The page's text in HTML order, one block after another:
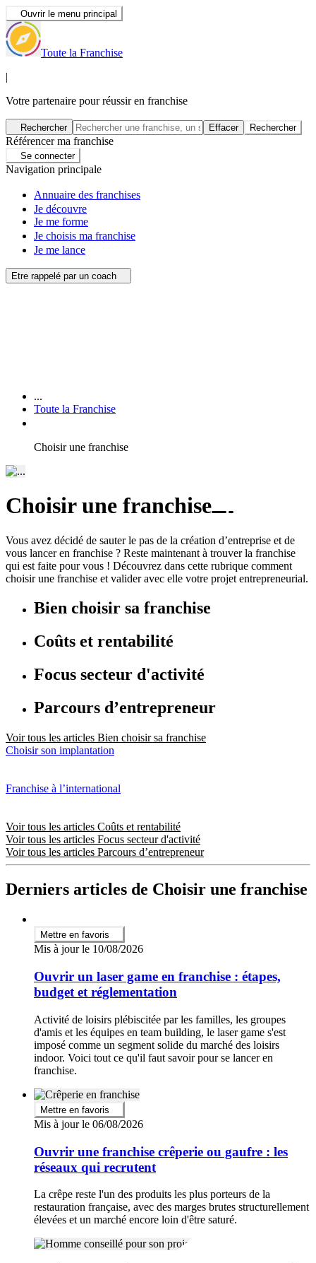
Ouvrir le menu principal
Toute la Franchise
|
Votre partenaire pour réussir en franchise
Rechercher Effacer Rechercher
Référencer ma franchise
Se connecter
Navigation principale
Annuaire des franchises
Je découvre
Je me forme
Je choisis ma franchise
Je me lance
Etre rappelé par un coach
...
Toute la Franchise
Choisir une franchise
Choisir une franchise
Vous avez décidé de sauter le pas de la création d’entreprise et de
vous lancer en franchise ? Reste maintenant à trouver la franchise
qui est faite pour vous ! Découvrez dans cette rubrique comment
choisir une franchise et valider avec elle votre projet entrepreneurial.
Bien choisir sa franchise
Coûts et rentabilité
Focus secteur d'activité
Parcours d’entrepreneur
Voir tous les articles Bien choisir sa franchise
Choisir son implantation
Franchise à l’international
Voir tous les articles Coûts et rentabilité
Voir tous les articles Focus secteur d'activité
Voir tous les articles Parcours d’entrepreneur
Derniers articles de Choisir une franchise
Mettre en favoris
Mis à jour le 10/08/2026
Ouvrir un laser game en franchise : étapes,
budget et réglementation
Activité de loisirs plébiscitée par les familles, les groupes
d'amis et les équipes en team building, le laser game s'est
imposé comme un segment solide du marché des loisirs
indoor. Voici tout ce qu'il faut savoir pour se lancer en
franchise.
Mettre en favoris
Mis à jour le 06/08/2026
Ouvrir une franchise crêperie ou gaufre : les
réseaux qui recrutent
La crêpe reste l'un des produits les plus porteurs de la
restauration française, avec des marges brutes structurellement
élevées et un marché encore loin d'être saturé.